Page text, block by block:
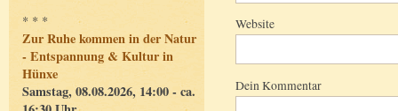
* * *
Zur Ruhe kommen in der Natur
- Entspannung & Kultur in
Hünxe
Samstag, 08.08.2026, 14:00 - ca.
Website
Dein Kommentar